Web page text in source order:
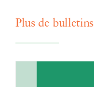
Plus de bulletins